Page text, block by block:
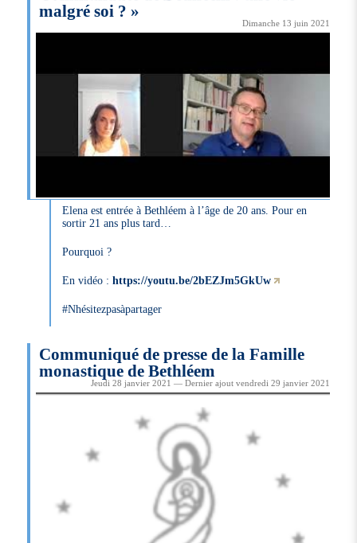
malgré soi ? »
Dimanche 13 juin 2021
Elena est entrée à Bethléem à l’âge de 20 ans. Pour en
sortir 21 ans plus tard…
Pourquoi ?
En vidéo :https://youtu.be/2bEZJm5GkUw
#Nhésitezpasàpartager
Communiqué de presse de la Famille
monastique de Bethléem
Jeudi 28 janvier 2021 — Dernier ajout vendredi 29 janvier 2021